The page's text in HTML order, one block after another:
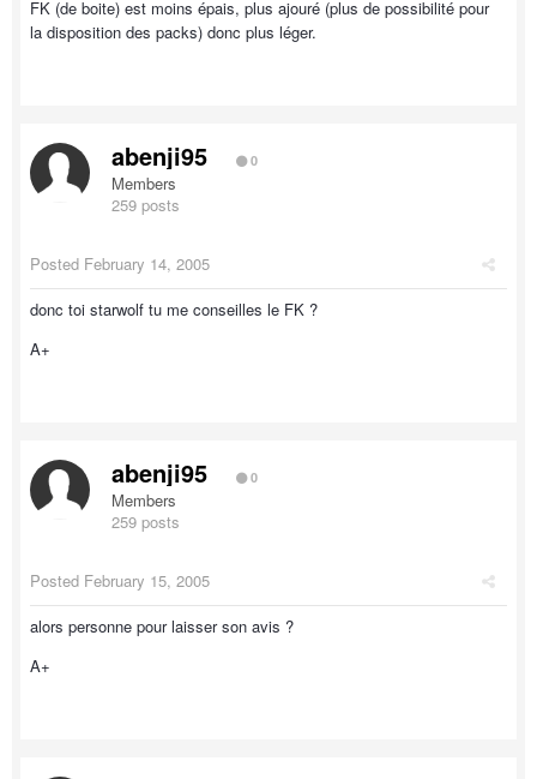
FK (de boite) est moins épais, plus ajouré (plus de possibilité pour
la disposition des packs) donc plus léger.
abenji95 0
Members
259 posts
Posted February 14, 2005
donc toi starwolf tu me conseilles le FK ?
A+
abenji95 0
Members
259 posts
Posted February 15, 2005
alors personne pour laisser son avis ?
A+